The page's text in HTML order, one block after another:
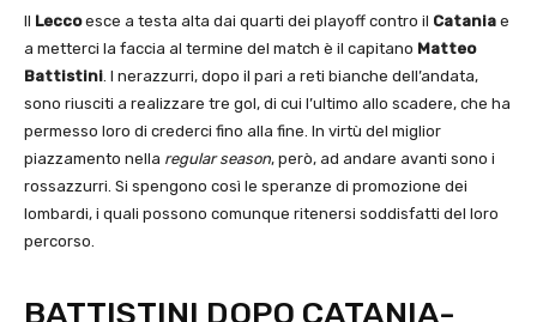
Il Leccoesce a testa alta dai quarti dei playoff contro il Catania e
a metterci la faccia al termine del match è il capitano Matteo
Battistini. I nerazzurri, dopo il pari a reti bianche dell’andata,
sono riusciti a realizzare tre gol, di cui l’ultimo allo scadere, che ha
permesso loro di crederci fino alla fine. In virtù del miglior
piazzamento nella regular season, però, ad andare avanti sono i
rossazzurri. Si spengono così le speranze di promozione dei
lombardi, i quali possono comunque ritenersi soddisfatti del loro
percorso.
BATTISTINI DOPO CATANIA-